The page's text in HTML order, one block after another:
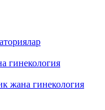
гинекология
жана гинекология